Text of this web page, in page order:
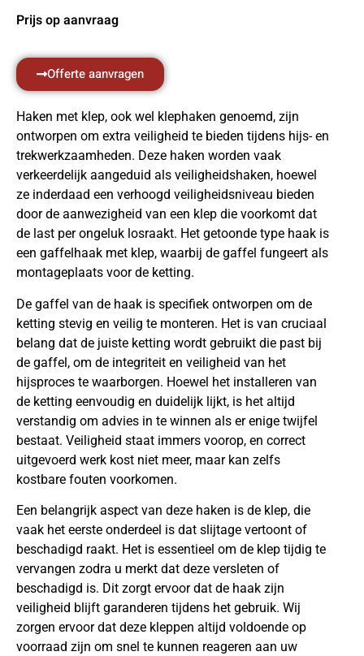
Prijs op aanvraag
Offerte aanvragen
Haken met klep, ook wel klephaken genoemd, zijn
ontworpen om extra veiligheid te bieden tijdens hijs- en
trekwerkzaamheden. Deze haken worden vaak
verkeerdelijk aangeduid als veiligheidshaken, hoewel
ze inderdaad een verhoogd veiligheidsniveau bieden
door de aanwezigheid van een klep die voorkomt dat
de last per ongeluk losraakt. Het getoonde type haak is
een gaffelhaak met klep, waarbij de gaffel fungeert als
montageplaats voor de ketting.
De gaffel van de haak is specifiek ontworpen om de
ketting stevig en veilig te monteren. Het is van cruciaal
belang dat de juiste ketting wordt gebruikt die past bij
de gaffel, om de integriteit en veiligheid van het
hijsproces te waarborgen. Hoewel het installeren van
de ketting eenvoudig en duidelijk lijkt, is het altijd
verstandig om advies in te winnen als er enige twijfel
bestaat. Veiligheid staat immers voorop, en correct
uitgevoerd werk kost niet meer, maar kan zelfs
kostbare fouten voorkomen.
Een belangrijk aspect van deze haken is de klep, die
vaak het eerste onderdeel is dat slijtage vertoont of
beschadigd raakt. Het is essentieel om de klep tijdig te
vervangen zodra u merkt dat deze versleten of
beschadigd is. Dit zorgt ervoor dat de haak zijn
veiligheid blijft garanderen tijdens het gebruik. Wij
zorgen ervoor dat deze kleppen altijd voldoende op
voorraad zijn om snel te kunnen reageren aan uw